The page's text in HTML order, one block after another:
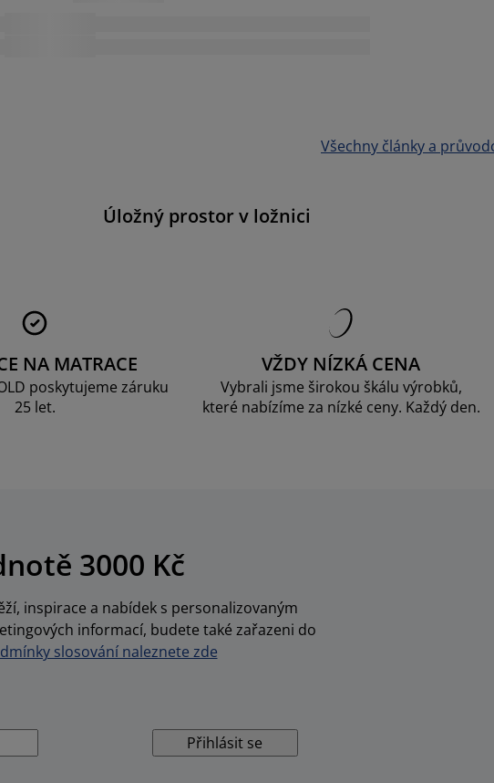
Všechny články a
Úložný prostor v ložnici
NA MATRACE
poskytujeme záruku
25 let.
VŽDY NÍZKÁ CENA
Vybrali jsme širokou škálu výrobků,
které nabízíme za nízké ceny. Každý den.
3000 Kč
inspirace a nabídek s personalizovaným
informací, budete také zařazeni do
slosování naleznete zde
Přihlásit se